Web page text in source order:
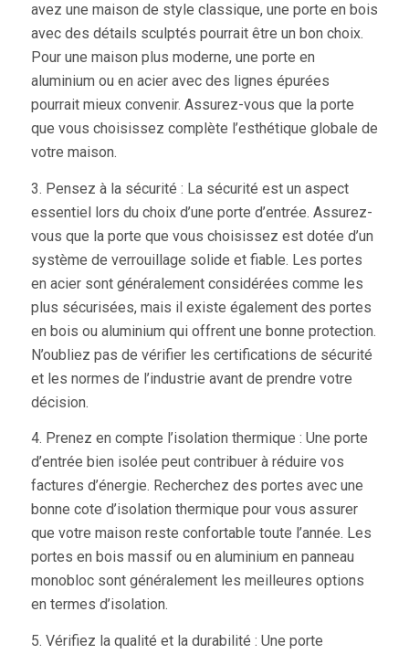
avez une maison de style classique, une porte en bois
avec des détails sculptés pourrait être un bon choix.
Pour une maison plus moderne, une porte en
aluminium ou en acier avec des lignes épurées
pourrait mieux convenir. Assurez-vous que la porte
que vous choisissez complète l’esthétique globale de
votre maison.
3. Pensez à la sécurité : La sécurité est un aspect
essentiel lors du choix d’une porte d’entrée. Assurez-
vous que la porte que vous choisissez est dotée d’un
système de verrouillage solide et fiable. Les portes
en acier sont généralement considérées comme les
plus sécurisées, mais il existe également des portes
en bois ou aluminium qui offrent une bonne protection.
N’oubliez pas de vérifier les certifications de sécurité
et les normes de l’industrie avant de prendre votre
décision.
4. Prenez en compte l’isolation thermique : Une porte
d’entrée bien isolée peut contribuer à réduire vos
factures d’énergie. Recherchez des portes avec une
bonne cote d’isolation thermique pour vous assurer
que votre maison reste confortable toute l’année. Les
portes en bois massif ou en aluminium en panneau
monobloc sont généralement les meilleures options
en termes d’isolation.
5. Vérifiez la qualité et la durabilité : Une porte